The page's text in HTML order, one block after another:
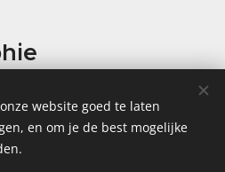
website goed te laten
en om je de best mogelijke